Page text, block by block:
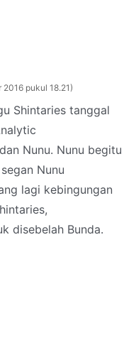
2016 pukul 18.21
Shintaries tanggal
Nunu. Nunu begitu
Nunu
lagi kebingungan
disebelah Bunda.